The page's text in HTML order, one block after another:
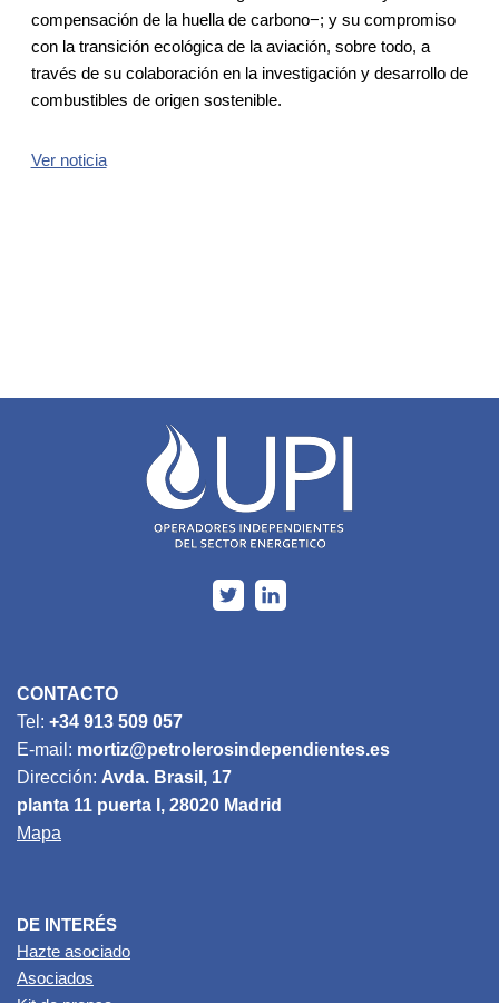
compensación de la huella de carbono−; y su compromiso
con la transición ecológica de la aviación, sobre todo, a
través de su colaboración en la investigación y desarrollo de
combustibles de origen sostenible.
Ver noticia
CONTACTO
Tel: +34 913 509 057
E-mail: mortiz@petrolerosindependientes.es
Dirección: Avda. Brasil, 17
planta 11 puerta I, 28020 Madrid
Mapa
DE INTERÉS
Hazte asociado
Asociados